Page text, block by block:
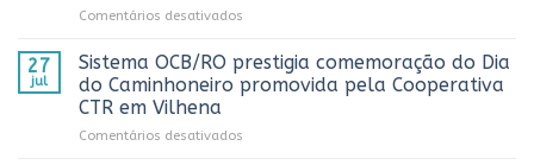
Comentários desativados
fortalece
Rondônia
e
27
jul
Sistema OCB/RO prestigia comemoração do Dia
do Caminhoneiro promovida pela Cooperativa
CTR em Vilhena
Comentários desativados